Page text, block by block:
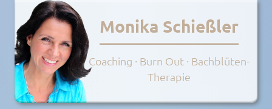
Monika Schießler
Coaching · Burn Out · Bachblüten-
Therapie